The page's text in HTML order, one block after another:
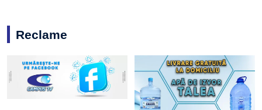
Reclame